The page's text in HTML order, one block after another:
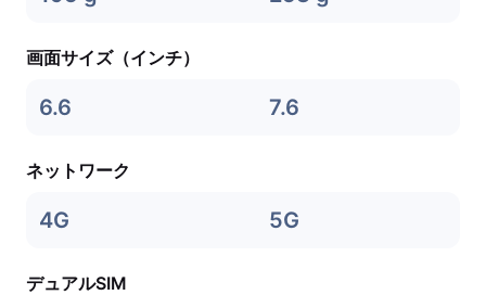
画面サイズ（インチ）
6.6 7.6
ネットワーク
4G 5G
デュアルSIM